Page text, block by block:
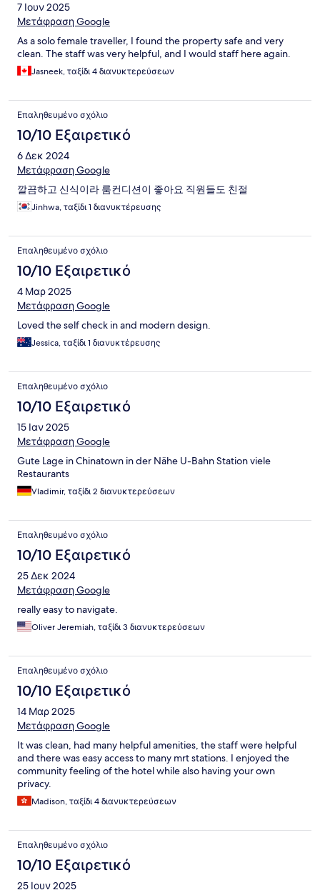
7 Ιουν 2025
Μετάφραση Google
As a solo female traveller, I found the property safe and very
clean. The staff was very helpful, and I would staff here again.
Jasneek, ταξίδι 4 διανυκτερεύσεων
Επαληθευμένο σχόλιο
10/10 Εξαιρετικό
6 Δεκ 2024
Μετάφραση Google
깔끔하고 신식이라 룸컨디션이 좋아요 직원들도 친절
Jinhwa, ταξίδι 1 διανυκτέρευσης
Επαληθευμένο σχόλιο
10/10 Εξαιρετικό
4 Μαρ 2025
Μετάφραση Google
Loved the self check in and modern design.
Jessica, ταξίδι 1 διανυκτέρευσης
Επαληθευμένο σχόλιο
10/10 Εξαιρετικό
15 Ιαν 2025
Μετάφραση Google
Gute Lage in Chinatown in der Nähe U-Bahn Station viele
Restaurants
Vladimir, ταξίδι 2 διανυκτερεύσεων
Επαληθευμένο σχόλιο
10/10 Εξαιρετικό
25 Δεκ 2024
Μετάφραση Google
really easy to navigate.
Oliver Jeremiah, ταξίδι 3 διανυκτερεύσεων
Επαληθευμένο σχόλιο
10/10 Εξαιρετικό
14 Μαρ 2025
Μετάφραση Google
It was clean, had many helpful amenities, the staff were helpful
and there was easy access to many mrt stations. I enjoyed the
community feeling of the hotel while also having your own
privacy.
Madison, ταξίδι 4 διανυκτερεύσεων
Επαληθευμένο σχόλιο
10/10 Εξαιρετικό
25 Ιουν 2025